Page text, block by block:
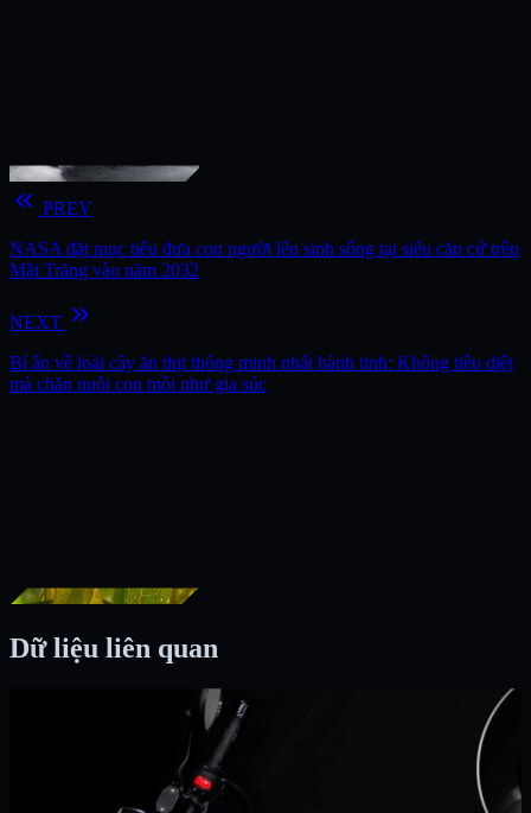
keyboard_double_arrow_left PREV
NASA đặt mục tiêu đưa con người lên sinh sống tại siêu căn cứ trên
Mặt Trăng vào năm 2032
NEXT keyboard_double_arrow_right
Bí ẩn về loài cây ăn thịt thông minh nhất hành tinh: Không tiêu diệt
mà chăn nuôi con mồi như gia súc
Dữ liệu liên quan